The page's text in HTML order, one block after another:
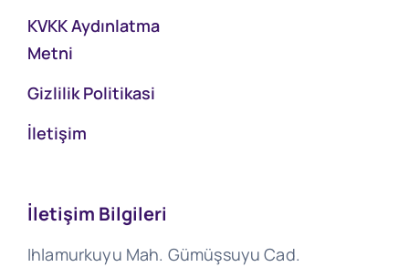
KVKK Aydınlatma
Metni
Gizlilik Politikasi
İletişim
İletişim Bilgileri
Ihlamurkuyu Mah. Gümüşsuyu Cad.